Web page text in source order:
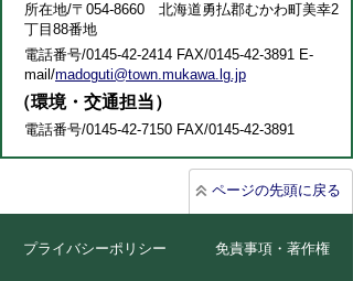
所在地/〒054-8660 北海道勇払郡むかわ町美幸2
丁目88番地
電話番号/0145-42-2414 FAX/0145-42-3891 E-
mail/madoguti@town.mukawa.lg.jp
（環境・交通担当）
電話番号/0145-42-7150 FAX/0145-42-3891
ページの先頭に戻る
プライバシーポリシー 免責事項・著作権